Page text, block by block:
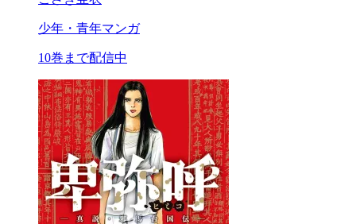
少年・青年マンガ
10巻まで配信中